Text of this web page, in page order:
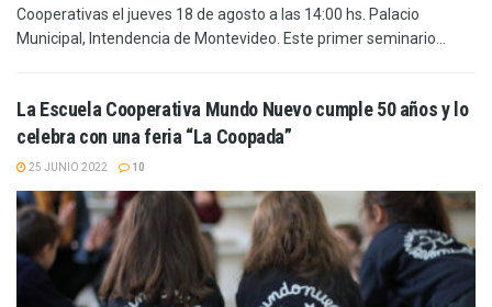
Cooperativas el jueves 18 de agosto a las 14:00 hs. Palacio
Municipal, Intendencia de Montevideo. Este primer seminario...
La Escuela Cooperativa Mundo Nuevo cumple 50 años y lo
celebra con una feria “La Coopada”
25 JUNIO 2022 10